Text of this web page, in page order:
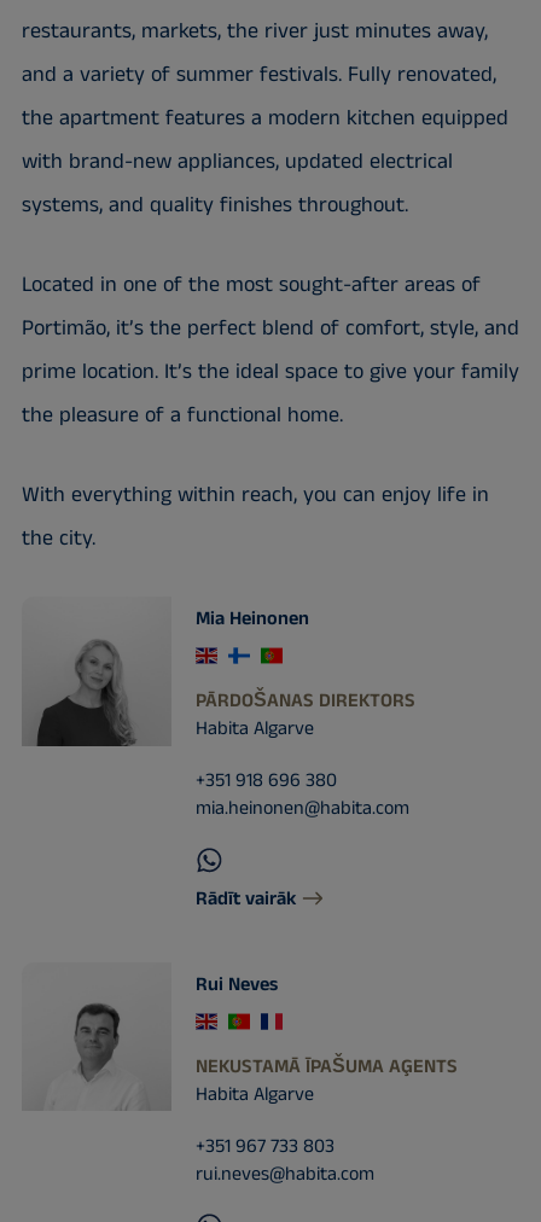
restaurants, markets, the river just minutes away,
and a variety of summer festivals. Fully renovated,
the apartment features a modern kitchen equipped
with brand-new appliances, updated electrical
systems, and quality finishes throughout.
Located in one of the most sought-after areas of
Portimão, it’s the perfect blend of comfort, style, and
prime location. It’s the ideal space to give your family
the pleasure of a functional home.
With everything within reach, you can enjoy life in
the city.
Mia Heinonen
PĀRDOŠANAS DIREKTORS
Habita Algarve
+351 918 696 380
mia.heinonen@habita.com
Rādīt vairāk
Rui Neves
NEKUSTAMĀ ĪPAŠUMA AĢENTS
Habita Algarve
+351 967 733 803
rui.neves@habita.com